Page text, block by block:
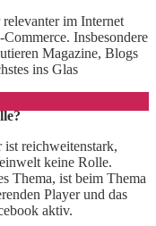
im Internet
Insbesondere
Magazine, Blogs
ins Glas
ist reichweitenstark,
keine Rolle.
Thema, ist beim Thema
Player und das
aktiv.